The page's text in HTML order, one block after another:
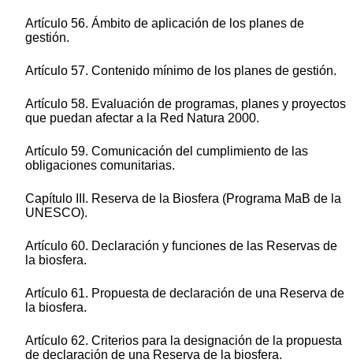
Artículo 56. Ámbito de aplicación de los planes de
gestión.
Artículo 57. Contenido mínimo de los planes de gestión.
Artículo 58. Evaluación de programas, planes y proyectos
que puedan afectar a la Red Natura 2000.
Artículo 59. Comunicación del cumplimiento de las
obligaciones comunitarias.
Capítulo III. Reserva de la Biosfera (Programa MaB de la
UNESCO).
Artículo 60. Declaración y funciones de las Reservas de
la biosfera.
Artículo 61. Propuesta de declaración de una Reserva de
la biosfera.
Artículo 62. Criterios para la designación de la propuesta
de declaración de una Reserva de la biosfera.